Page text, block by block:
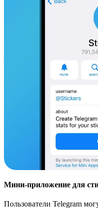
Мини-приложение для
Пользователи Telegram